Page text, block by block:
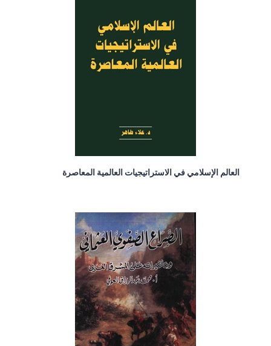
العالم الإسلامي في الاستراتيجيات العالمية المعاصرة